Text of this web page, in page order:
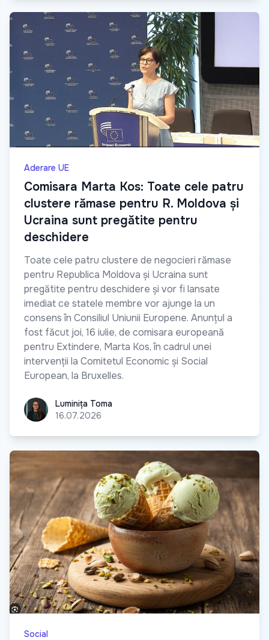
Aderare UE
Comisara Marta Kos: Toate cele patru
clustere rămase pentru R. Moldova și
Ucraina sunt pregătite pentru
deschidere
Toate cele patru clustere de negocieri rămase
pentru Republica Moldova și Ucraina sunt
pregătite pentru deschidere și vor fi lansate
imediat ce statele membre vor ajunge la un
consens în Consiliul Uniunii Europene. Anunțul a
fost făcut joi, 16 iulie, de comisara europeană
pentru Extindere, Marta Kos, în cadrul unei
intervenții la Comitetul Economic și Social
European, la Bruxelles.
Luminița Toma
Luminița Toma
16.07.2026
Social